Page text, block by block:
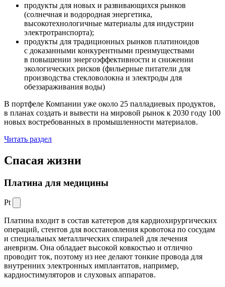
продукты для новых и развивающихся рынков
(солнечная и водородная энергетика,
высокотехнологичные материалы для индустрии
электротранспорта);
продукты для традиционных рынков платиноидов
с доказанными конкурентными преимуществами
в повышении энергоэффективности и снижении
экологических рисков (фильерные питатели для
производства стекловолокна и электроды для
обеззараживания воды)
В портфеле Компании уже около 25 палладиевых продуктов,
в планах создать и вывести на мировой рынок к 2030 году 100
новых востребованных в промышленности материалов.
Читать раздел
Спасая жизни
Платина для медицины
Pt
Платина входит в состав катетеров для кардиохирургических
операций, стентов для восстановления кровотока по сосудам
и специальных металлических спиралей для лечения
аневризм. Она обладает высокой ковкостью и отлично
проводит ток, поэтому из нее делают тонкие провода для
внутренних электронных имплантатов, например,
кардиостимуляторов и слуховых аппаратов.